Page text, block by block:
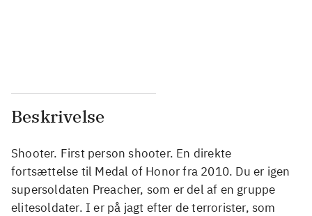
Beskrivelse
Shooter. First person shooter. En direkte
fortsættelse til Medal of Honor fra 2010. Du er igen
supersoldaten Preacher, som er del af en gruppe
elitesoldater. I er på jagt efter de terrorister, som